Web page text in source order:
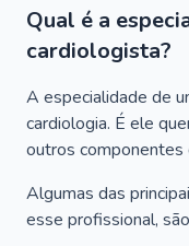
Qual é a
cardiologista?
A especialidade de
cardiologia. É ele
outros componentes
Algumas das
esse profissional,